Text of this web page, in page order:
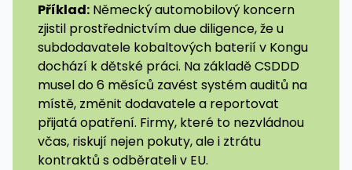
Příklad: Německý automobilový koncern
zjistil prostřednictvím due diligence, že u
subdodavatele kobaltových baterií v Kongu
dochází k dětské práci. Na základě CSDDD
musel do 6 měsíců zavést systém auditů na
místě, změnit dodavatele a reportovat
přijatá opatření. Firmy, které to nezvládnou
včas, riskují nejen pokuty, ale i ztrátu
kontraktů s odběrateli v EU.